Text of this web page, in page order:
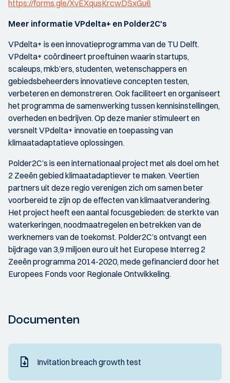
https://forms.gle/XvEXqusKrcwDSxGu6
Meer informatie VPdelta+ en Polder2C's
VPdelta+ is een innovatieprogramma van de TU Delft.
VPdelta+ coördineert proeftuinen waarin startups,
scaleups, mkb’ers, studenten, wetenschappers en
gebiedsbeheerders innovatieve concepten testen,
verbeteren en demonstreren. Ook faciliteert en organiseert
het programma de samenwerking tussen kennisinstellingen,
overheden en bedrijven. Op deze manier stimuleert en
versnelt VPdelta+ innovatie en toepassing van
klimaatadaptatieve oplossingen.
Polder2C’s is een internationaal project met als doel om het
2 Zeeën gebied klimaatadaptiever te maken. Veertien
partners uit deze regio verenigen zich om samen beter
voorbereid te zijn op de effecten van klimaatverandering.
Het project heeft een aantal focusgebieden: de sterkte van
waterkeringen, noodmaatregelen en betrekken van de
werknemers van de toekomst. Polder2C’s ontvangt een
bijdrage van 3,9 miljoen euro uit het Europese Interreg 2
Zeeën programma 2014-2020, mede gefinancierd door het
Europees Fonds voor Regionale Ontwikkeling.
Documenten
Invitation breach growth test